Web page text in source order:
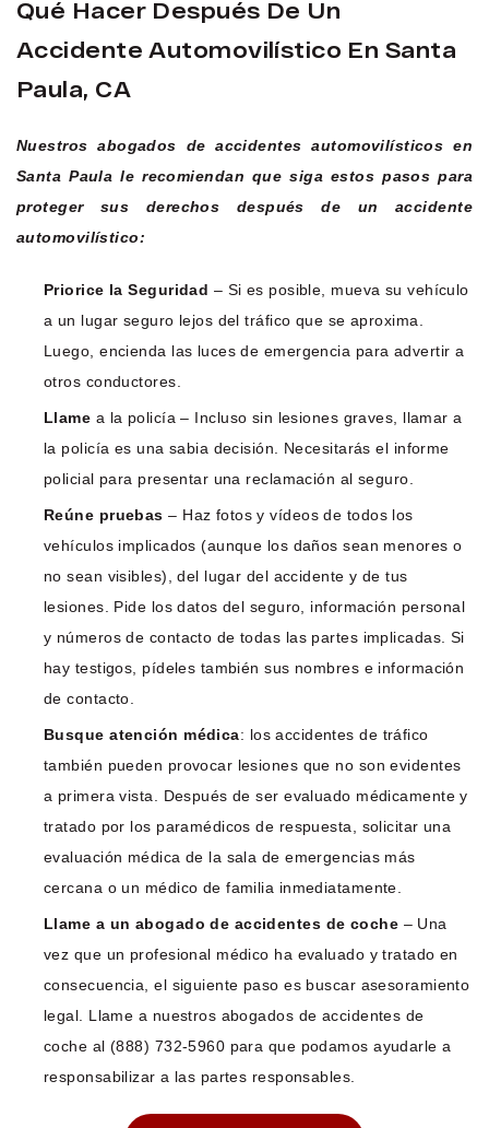
Qué Hacer Después De Un
Accidente Automovilístico En Santa
Paula, CA
Nuestros abogados de accidentes automovilísticos en
Santa Paula le recomiendan que siga estos pasos para
proteger sus derechos después de un accidente
automovilístico:
Priorice la Seguridad – Si es posible, mueva su vehículo
a un lugar seguro lejos del tráfico que se aproxima.
Luego, encienda las luces de emergencia para advertir a
otros conductores.
Llame a la policía – Incluso sin lesiones graves, llamar a
la policía es una sabia decisión. Necesitarás el informe
policial para presentar una reclamación al seguro.
Reúne pruebas – Haz fotos y vídeos de todos los
vehículos implicados (aunque los daños sean menores o
no sean visibles), del lugar del accidente y de tus
lesiones. Pide los datos del seguro, información personal
y números de contacto de todas las partes implicadas. Si
hay testigos, pídeles también sus nombres e información
de contacto.
Busque atención médica: los accidentes de tráfico
también pueden provocar lesiones que no son evidentes
a primera vista. Después de ser evaluado médicamente y
tratado por los paramédicos de respuesta, solicitar una
evaluación médica de la sala de emergencias más
cercana o un médico de familia inmediatamente.
Llame a un abogado de accidentes de coche – Una
vez que un profesional médico ha evaluado y tratado en
consecuencia, el siguiente paso es buscar asesoramiento
legal. Llame a nuestros abogados de accidentes de
coche al (888) 732-5960 para que podamos ayudarle a
responsabilizar a las partes responsables.